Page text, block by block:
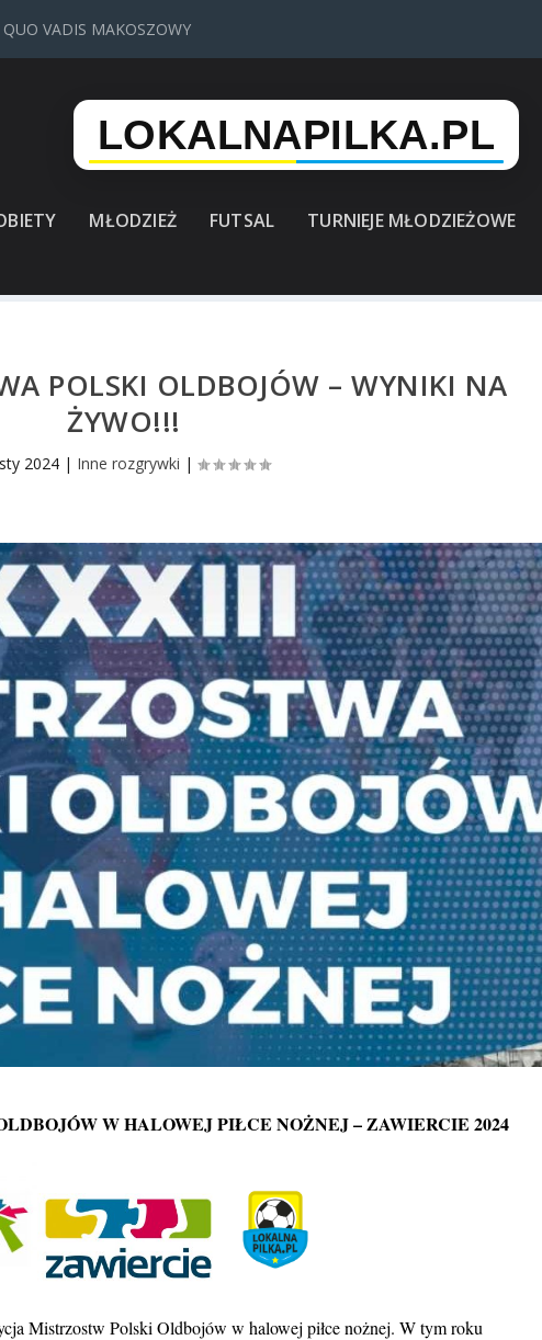
VADIS MAKOSZOWY
MŁODZIEŻ FUTSAL TURNIEJE MŁODZIEŻOWE
POLSKI OLDBOJÓW – WYNIKI NA
ŻYWO!!!
2024 | Inne rozgrywki |
W HALOWEJ PIŁCE NOŻNEJ – ZAWIERCIE 2024
Mistrzostw Polski Oldbojów w halowej piłce nożnej. W tym roku